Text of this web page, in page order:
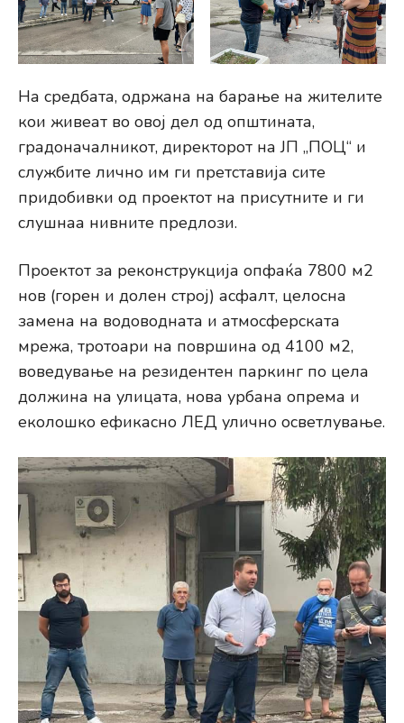
На средбата, одржана на барање на жителите
кои живеат во овој дел од општината,
градоначалникот, директорот на ЈП „ПОЦ“ и
службите лично им ги претставија сите
придобивки од проектот на присутните и ги
слушнаа нивните предлози.
Проектот за реконструкција опфаќа 7800 м2
нов (горен и долен строј) асфалт, целосна
замена на водоводната и атмосферската
мрежа, тротоари на површина од 4100 м2,
воведување на резидентен паркинг по цела
должина на улицата, нова урбана опрема и
еколошко ефикасно ЛЕД улично осветлување.